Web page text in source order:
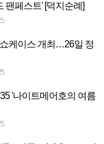
팬페스트' [덕지순례]
케이스 개최…26일 정
'나이트메어호의 여름